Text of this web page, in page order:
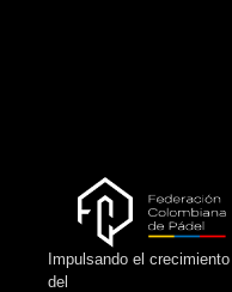
Impulsando el crecimiento
del